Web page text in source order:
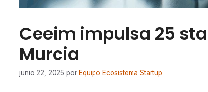
Ceeim impulsa 25
Murcia
junio 22, 2025 por Equipo Ecosistema Startup